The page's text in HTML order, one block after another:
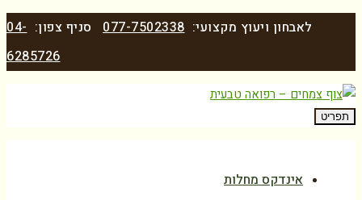
לאבחון ויעוץ מקצועי:077-7502338 סניף צפון:04-
6285726
תפריט
אינדקס מחלות